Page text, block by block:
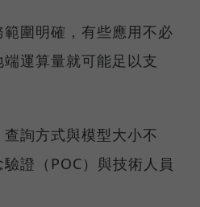
圍明確，有些應用不必
運算量就可能足以支
詢方式與模型大小不
證（POC）與技術人員